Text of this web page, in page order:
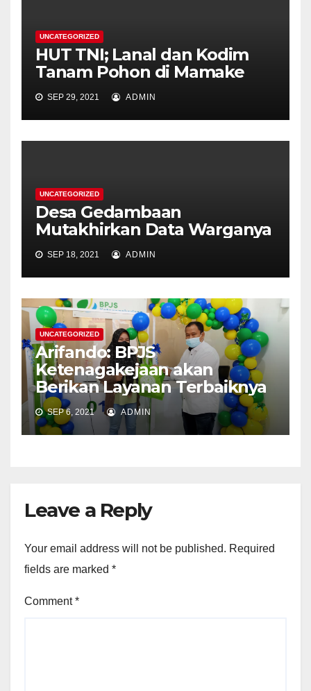
UNCATEGORIZED
HUT TNI; Lanal dan Kodim
Tanam Pohon di Mamake
SEP 29, 2021 ADMIN
UNCATEGORIZED
Desa Gedambaan
Mutakhirkan Data Warganya
SEP 18, 2021 ADMIN
UNCATEGORIZED
Arifando: BPJS
Ketenagakejaan akan
Berikan Layanan Terbaiknya
SEP 6, 2021 ADMIN
Leave a Reply
Your email address will not be published. Required
fields are marked *
Comment*